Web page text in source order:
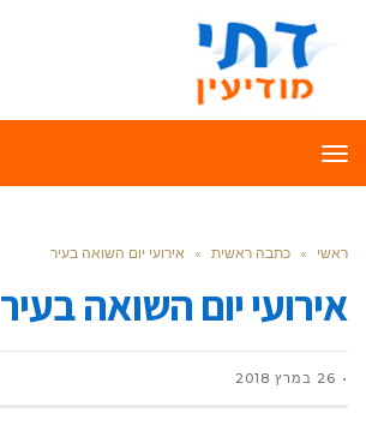
תפריט
ראשי » כתבה ראשית » אירועי יום השואה בעיר
אירועי יום השואה בעיר
26 במרץ 2018